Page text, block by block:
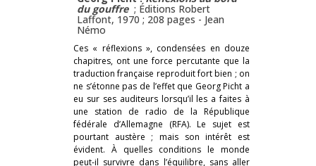
du gouffre ; Éditions Robert
Laffont, 1970 ; 208 pages - Jean
Némo
Ces « réflexions », condensées en douze
chapitres, ont une force percutante que la
traduction française reproduit fort bien ; on
ne s’étonne pas de l’effet que Georg Picht a
eu sur ses auditeurs lorsqu’il les a faites à
une station de radio de la République
fédérale d’Allemagne (RFA). Le sujet est
pourtant austère ; mais son intérêt est
évident. À quelles conditions le monde
peut-il survivre dans l’équilibre, sans aller